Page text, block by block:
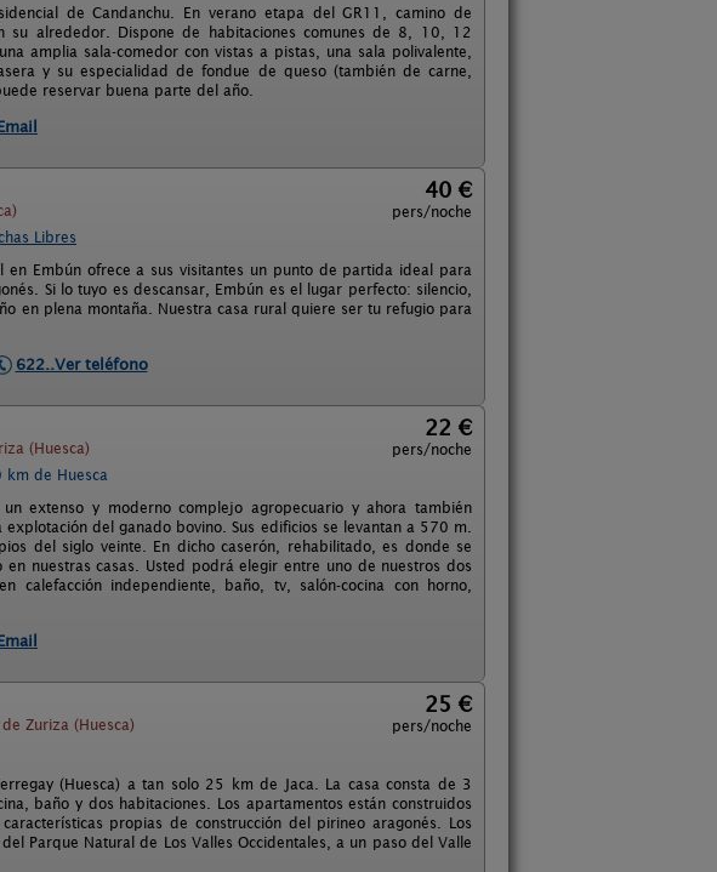
de Candanchu. En verano etapa del GR11, camino de
su alrededor. Dispone de habitaciones comunes de 8, 10, 12
amplia sala-comedor con vistas a pistas, una sala polivalente,
y su especialidad de fondue de queso (también de carne,
reservar buena parte del año.
40 €
pers/noche
Libres
Embún ofrece a sus visitantes un punto de partida ideal para
Si lo tuyo es descansar, Embún es el lugar perfecto: silencio,
en plena montaña. Nuestra casa rural quiere ser tu refugio para
622..Ver teléfono
(Huesca)
22 €
pers/noche
km de Huesca
extenso y moderno complejo agropecuario y ahora también
del ganado bovino. Sus edificios se levantan a 570 m.
del siglo veinte. En dicho caserón, rehabilitado, es donde se
nuestras casas. Usted podrá elegir entre uno de nuestros dos
independiente, baño, tv, salón-cocina con horno,
de Zuriza (Huesca)
25 €
pers/noche
(Huesca) a tan solo 25 km de Jaca. La casa consta de 3
baño y dos habitaciones. Los apartamentos están construidos
propias de construcción del pirineo aragonés. Los
Parque Natural de Los Valles Occidentales, a un paso del Valle